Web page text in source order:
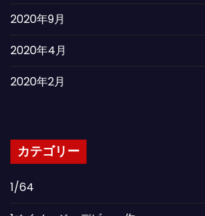
2020年9月
2020年4月
2020年2月
カテゴリー
1/64